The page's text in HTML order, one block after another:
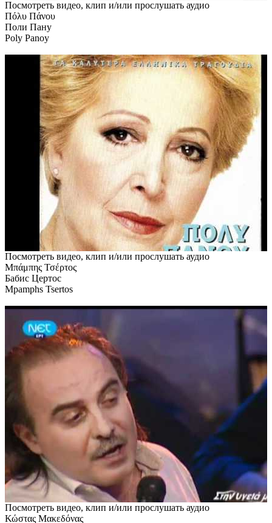
Посмотреть видео, клип и/или прослушать аудио
Πόλυ Πάνου
Поли Пану
Poly Panoy
Посмотреть видео, клип и/или прослушать аудио
Μπάμπης Τσέρτος
Бабис Цертос
Mpamphs Tsertos
Посмотреть видео, клип и/или прослушать аудио
Κώστας Μακεδόνας